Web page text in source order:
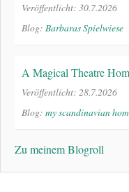
Veröffentlicht: 30.7.2026
Blog: Barbaras Spielwiese
A Magical Theatre
Veröffentlicht: 28.7.2026
Blog: my scandinavian
Zu meinem Blogroll